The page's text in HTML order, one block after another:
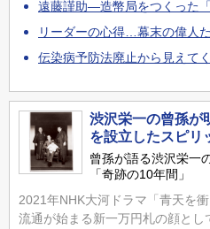
遠藤謹助―造幣局をつくった「
リーダーの心得…幕末の偉人
伝染病予防法廃止から見えて
渋沢栄一の曾孫
を設立したスピリ
曾孫が語る渋沢栄一
「奇跡の10年間」
2021年NHK大河ドラマ「青天を
流通が始まる新一万円札の顔とし